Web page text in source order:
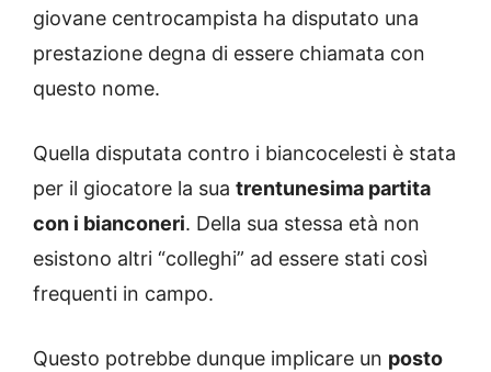
giovane centrocampista ha disputato una
prestazione degna di essere chiamata con
questo nome.
Quella disputata contro i biancocelesti è stata
per il giocatore la sua trentunesima partita
con i bianconeri. Della sua stessa età non
esistono altri “colleghi” ad essere stati così
frequenti in campo.
Questo potrebbe dunque implicare un posto